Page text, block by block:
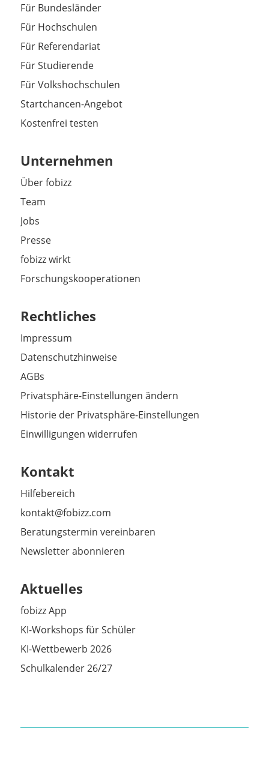
Für Bundesländer
Für Hochschulen
Für Referendariat
Für Studierende
Für Volkshochschulen
Startchancen-Angebot
Kostenfrei testen
Unternehmen
Über fobizz
Team
Jobs
Presse
fobizz wirkt
Forschungskooperationen
Rechtliches
Impressum
Datenschutzhinweise
AGBs
Privatsphäre-Einstellungen ändern
Historie der Privatsphäre-Einstellungen
Einwilligungen widerrufen
Kontakt
Hilfebereich
kontakt@fobizz.com
Beratungstermin vereinbaren
Newsletter abonnieren
Aktuelles
fobizz App
KI-Workshops für Schüler
KI-Wettbewerb 2026
Schulkalender 26/27